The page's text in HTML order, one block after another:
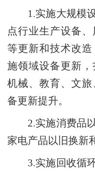
1.实施大规模
点行业生产设备
等更新和技术改
施领域设备更新
机械、教育、文
备更新提升。
2.实施消费品
家电产品以旧换新
3.实施回收循